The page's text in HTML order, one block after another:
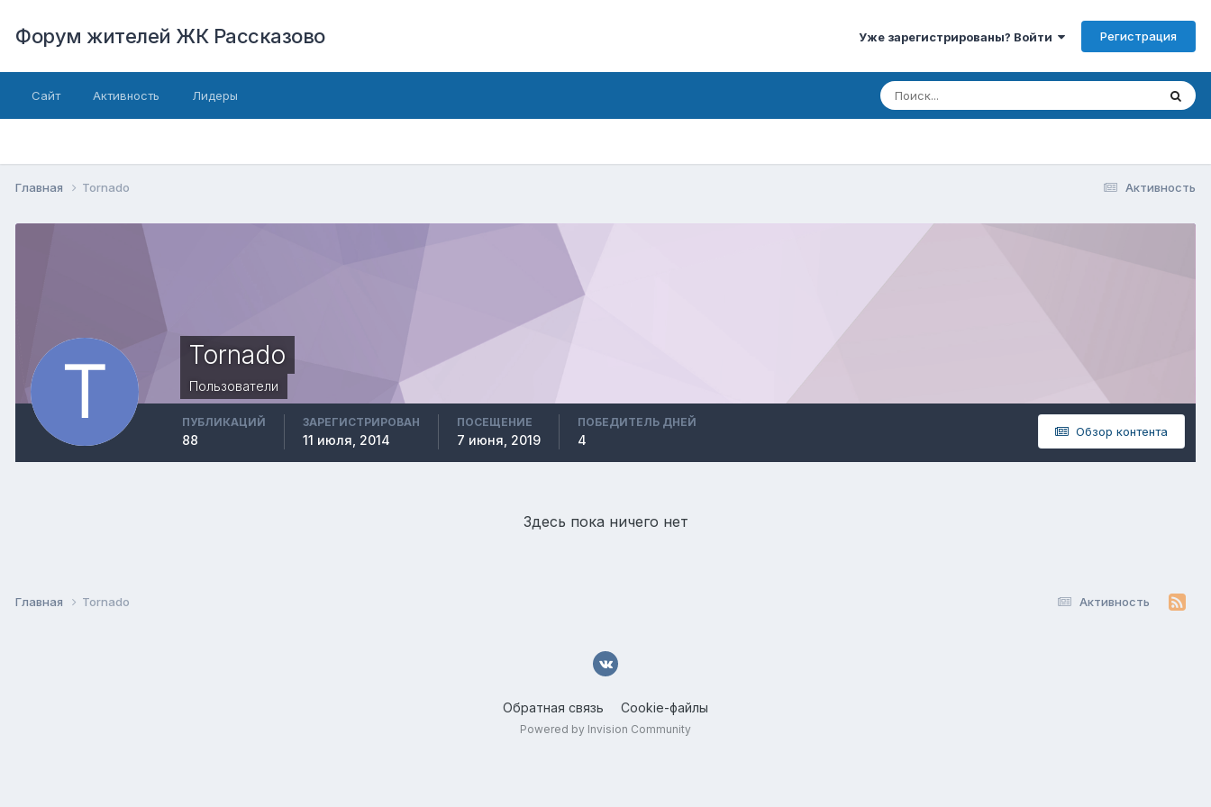
Форум жителей ЖК Рассказово Уже зарегистрированы? Войти Регистрация
Сайт Активность Лидеры
Активность
Главная Tornado
Tornado
Пользователи
Обзор контента
ПУБЛИКАЦИЙ
88
ЗАРЕГИСТРИРОВАН
11 июля, 2014
ПОСЕЩЕНИЕ
7 июня, 2019
ПОБЕДИТЕЛЬ ДНЕЙ
4
Здесь пока ничего нет
Активность
Главная Tornado
Обратная связь Cookie-файлы
Powered by Invision Community